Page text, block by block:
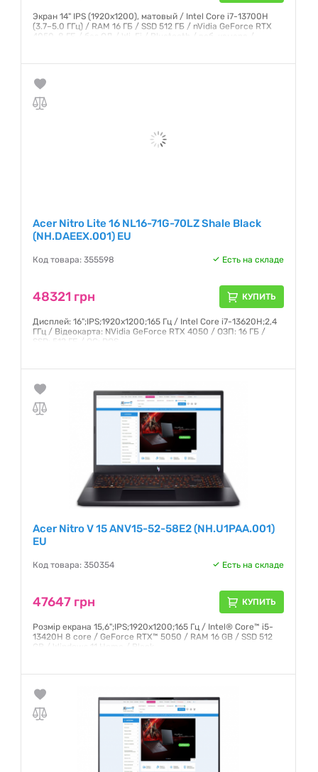
Экран 14" IPS (1920x1200), матовый / Intel Core i7-13700H
(3.7–5.0 ГГц) / RAM 16 ГБ / SSD 512 ГБ / nVidia GeForce RTX
4050, 8 ГБ / без ОД / Wi-Fi / Bluetooth / веб-камера /
Гарантия:12 месяцев
Acer Nitro Lite 16 NL16-71G-70LZ Shale Black
(NH.DAEEX.001) EU
Код товара: 355598 Есть на складе
48321 грн КУПИТЬ
Дисплей: 16";IPS;1920x1200;165 Гц / Intel Core i7-13620H;2,4
ГГц / Відеокарта: NVidia GeForce RTX 4050 / ОЗП: 16 ГБ /
SSD: 512 ГБ / ОС: DOS
Acer Nitro V 15 ANV15-52-58E2 (NH.U1PAA.001)
EU
Код товара: 350354 Есть на складе
47647 грн КУПИТЬ
Розмір екрана 15,6";IPS;1920x1200;165 Гц / Intel® Core™ i5-
13420H 8 core / GeForce RTX™ 5050 / RAM 16 GB / SSD 512
GB / Windows 11 Home / Black